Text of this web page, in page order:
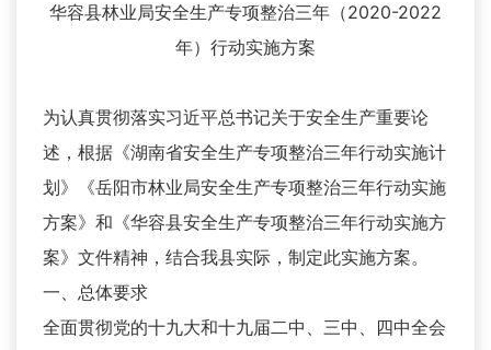
华容县林业局安全生产专项整治三年（2020-2022
年）行动实施方案
为认真贯彻落实习近平总书记关于安全生产重要论
述，根据《湖南省安全生产专项整治三年行动实施计
划》《岳阳市林业局安全生产专项整治三年行动实施
方案》和《华容县安全生产专项整治三年行动实施方
案》文件精神，结合我县实际，制定此实施方案。
一、总体要求
全面贯彻党的十九大和十九届二中、三中、四中全会